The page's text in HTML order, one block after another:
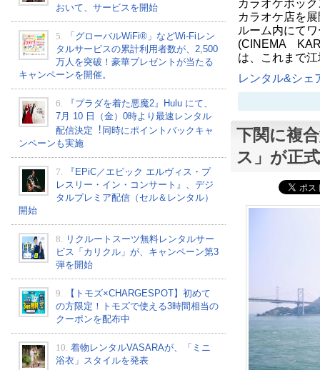
おいて、サービスを開始
5.
「グローバルWiFi®」などWi-Fiレン
タルサービスの累計利用者数が、2,500
万人を突破！豪華プレゼントが当たる
キャンペーンを開催。
6.
『プラダを着た悪魔2』Hulu にて、
7⽉ 10 ⽇（金）0時より最速レンタル
配信決定︕同時にポイントバックキャ
ンペーンも実施
7.
『EPiC／エピック エルヴィス・プ
レスリー・イン・コンサート』、デジ
タルプレミア配信（セル＆レンタル）
開始
8.
リクルートスーツ無料レンタルサー
ビス「カリクル」が、キャンペーン第3
弾を開始
9.
【トモズ×CHARGESPOT】初めて
の方限定！トモズで使える3時間相当の
クーポンを配布中
10. 着物レンタルVASARAが、「ミニ
浴衣」スタイルを発表
カラオケボッ
カラオケ店を
ルーム内にて
(CINEMA
は、これまで
レンタル&シェ
下関に複
ス」が正